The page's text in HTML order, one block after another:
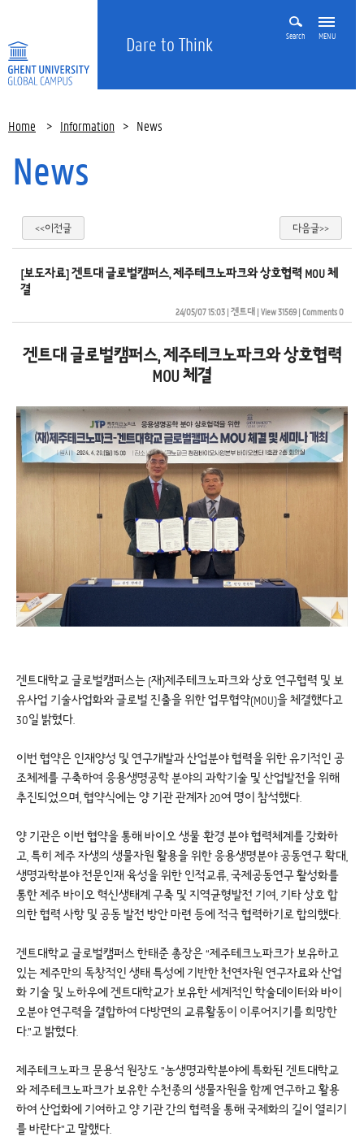
Dare to Think Search MENU
Home > Information > News
News
<<이전글 다음글>>
[보도자료] 겐트대 글로벌캠퍼스, 제주테크노파크와 상호협력 MOU 체
결
24/05/07 15:03| 겐트대| View 31569| Comments 0
겐트대 글로벌캠퍼스, 제주테크노파크와 상호협력
MOU 체결
겐트대학교 글로벌캠퍼스는 (재)제주테크노파크와 상호 연구협력 및 보
유사업 기술사업화와 글로벌 진출을 위한 업무협약(MOU)을 체결했다고
30일 밝혔다.
이번 협약은 인재양성 및 연구개발과 산업분야 협력을 위한 유기적인 공
조체제를 구축하여 응용생명공학 분야의 과학기술 및 산업발전을 위해
추진되었으며, 협약식에는 양 기관 관계자 20여 명이 참석했다.
양 기관은 이번 협약을 통해 바이오 생물 ·환경 분야 협력체계를 강화하
고, 특히 제주 자생의 생물자원 활용을 위한 응용생명분야 공동연구 확대,
생명과학분야 전문인재 육성을 위한 인적교류, 국제공동연구 활성화를
통한 제주 바이오 혁신생태계 구축 및 지역균형발전 기여, 기타 상호 합
의한 협력 사항 및 공동 발전 방안 마련 등에 적극 협력하기로 합의했다.
겐트대학교 글로벌캠퍼스 한태준 총장은 “제주테크노파크가 보유하고
있는 제주만의 독창적인 생태 특성에 기반한 천연자원 연구자료와 산업
화 기술 및 노하우에 겐트대학교가 보유한 세계적인 학술데이터와 바이
오분야 연구력을 결합하여 다방면의 교류활동이 이루어지기를 희망한
다.”고 밝혔다.
제주테크노파크 문용석 원장도 ”농생명과학분야에 특화된 겐트대학교
와 제주테크노파크가 보유한 수천종의 생물자원을 함께 연구하고 활용
하여 산업화에 기여하고 양 기관 간의 협력을 통해 국제화의 길이 열리기
를 바란다”고 말했다.